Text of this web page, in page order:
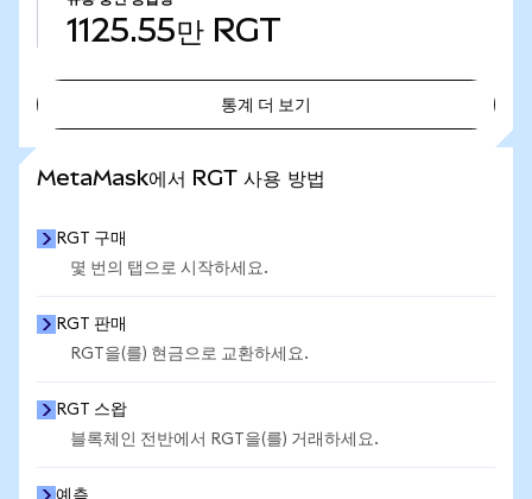
1125.55만 RGT
통계 더 보기
MetaMask에서 RGT 사용 방법
RGT 구매
몇 번의 탭으로 시작하세요.
RGT 판매
RGT을(를) 현금으로 교환하세요.
RGT 스왑
블록체인 전반에서 RGT을(를) 거래하세요.
예측